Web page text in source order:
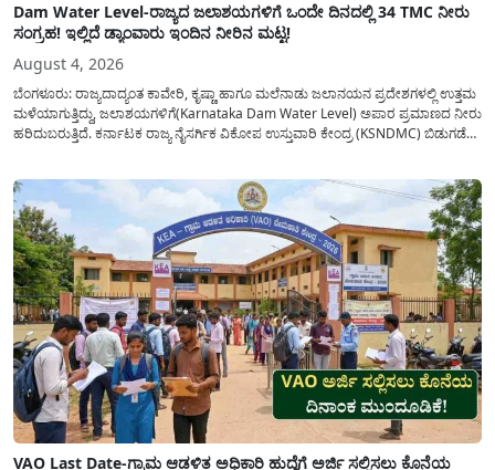
Dam Water Level-ರಾಜ್ಯದ ಜಲಾಶಯಗಳಿಗೆ ಒಂದೇ ದಿನದಲ್ಲಿ 34 TMC ನೀರು
ಸಂಗ್ರಹ! ಇಲ್ಲಿದೆ ಡ್ಯಾಂವಾರು ಇಂದಿನ ನೀರಿನ ಮಟ್ಟ!
August 4, 2026
ಬೆಂಗಳೂರು: ರಾಜ್ಯದಾದ್ಯಂತ ಕಾವೇರಿ, ಕೃಷ್ಣಾ ಹಾಗೂ ಮಲೆನಾಡು ಜಲಾನಯನ ಪ್ರದೇಶಗಳಲ್ಲಿ ಉತ್ತಮ
ಮಳೆಯಾಗುತ್ತಿದ್ದು, ಜಲಾಶಯಗಳಿಗೆ(Karnataka Dam Water Level) ಅಪಾರ ಪ್ರಮಾಣದ ನೀರು
ಹರಿದುಬರುತ್ತಿದೆ. ಕರ್ನಾಟಕ ರಾಜ್ಯ ನೈಸರ್ಗಿಕ ವಿಕೋಪ ಉಸ್ತುವಾರಿ ಕೇಂದ್ರ (KSNDMC) ಬಿಡುಗಡೆ
VAO Last Date-ಗ್ರಾಮ ಆಡಳಿತ ಅಧಿಕಾರಿ ಹುದ್ದೆಗೆ ಅರ್ಜಿ ಸಲ್ಲಿಸಲು ಕೊನೆಯ